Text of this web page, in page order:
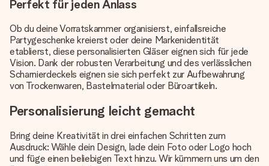
Perfekt für jeden Anlass
Ob du deine Vorratskammer organisierst, einfallsreiche
Partygeschenke kreierst oder deine Markenidentität
etablierst, diese personalisierten Gläser eignen sich für jede
Vision. Dank der robusten Verarbeitung und des verlässlichen
Scharnierdeckels eignen sie sich perfekt zur Aufbewahrung
von Trockenwaren, Bastelmaterial oder Büroartikeln.
Personalisierung leicht gemacht
Bring deine Kreativität in drei einfachen Schritten zum
Ausdruck: Wähle dein Design, lade dein Foto oder Logo hoch
und füge einen beliebigen Text hinzu. Wir kümmern uns um den